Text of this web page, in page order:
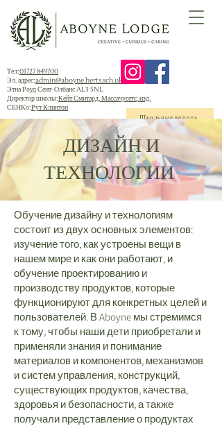
Тел:01727 849700
Эл. адрес:admin@aboyne.herts.sch.uk
Этна Роуд Сент-Олбанс AL3 5NL
Директор школы:Кейт Смитард, Массачусетс, изд.
СЕНКо:Рут Клинтон
Школьные ворота
ДИЗАЙН И
ТЕХНОЛОГИИ
Обучение дизайну и технологиям
состоит из двух основных элементов:
изучение того, как устроены вещи в
нашем мире и как они работают, и
обучение проектированию и
производству продуктов, которые
функционируют для конкретных целей и
пользователей. В Aboyne мы стремимся
к тому, чтобы наши дети приобретали и
применяли знания и понимание
материалов и компонентов, механизмов
и систем управления, конструкций,
существующих продуктов, качества,
здоровья и безопасности, а также
получали представление о продуктах